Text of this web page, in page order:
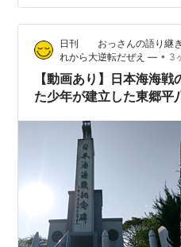
宗像市大島。日本海海戦の
ロの場所にあります。 激戦
望できる高台に日本海海戦
所の空気感を動画でご覧くだ
日刊 おっさんの語り継ぎ
れから大逆転だぜえ ― • 3
【動画あり】日本海海
た少年が建立した東郷平